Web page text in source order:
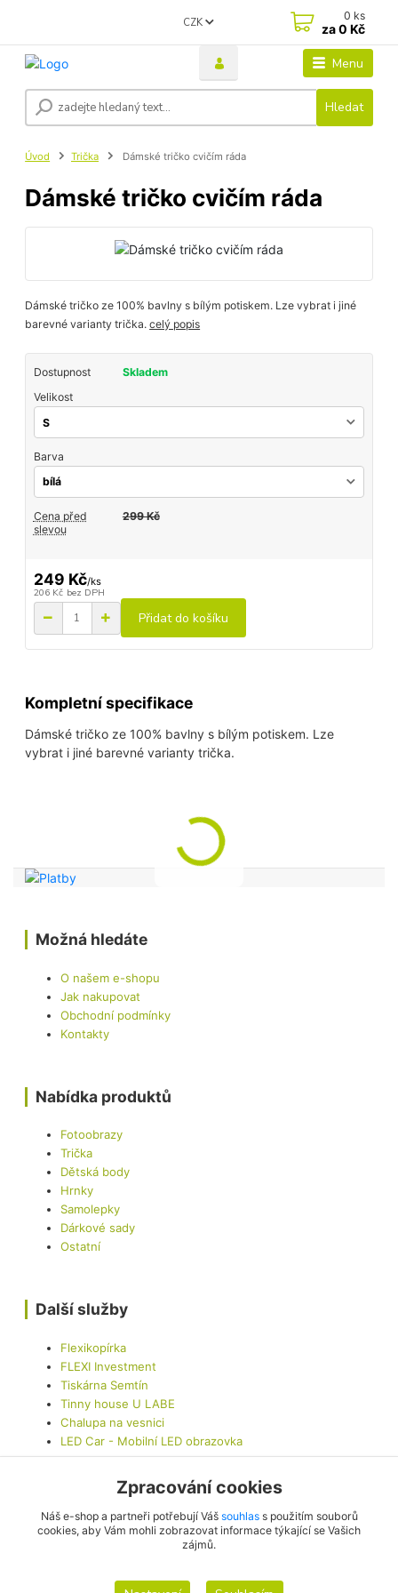
Menu
CZK
Hledat
0 ks
za0 Kč
Úvod Trička Dámské tričko cvičím ráda
Dámské tričko cvičím ráda
Dámské tričko ze 100% bavlny s bílým potiskem. Lze vybrat i jiné
barevné varianty trička.celý popis
Dostupnost
Skladem
Velikost
Barva
Cena před
slevou
299 Kč
249 Kč/ks
206 Kč bez DPH
Přidat do košíku
Kompletní specifikace
Dámské tričko ze 100% bavlny s bílým potiskem. Lze
vybrat i jiné barevné varianty trička.
Možná hledáte
O našem e-shopu
Jak nakupovat
Obchodní podmínky
Kontakty
Nabídka produktů
Fotoobrazy
Trička
Dětská body
Hrnky
Samolepky
Dárkové sady
Ostatní
Další služby
Flexikopírka
FLEXI Investment
Tiskárna Semtín
Tinny house U LABE
Chalupa na vesnici
LED Car - Mobilní LED obrazovka
Zpracování cookies
Náš e-shop a partneři potřebují Váš souhlass použitím souborů
cookies, aby Vám mohli zobrazovat informace týkající se Vašich
zájmů.